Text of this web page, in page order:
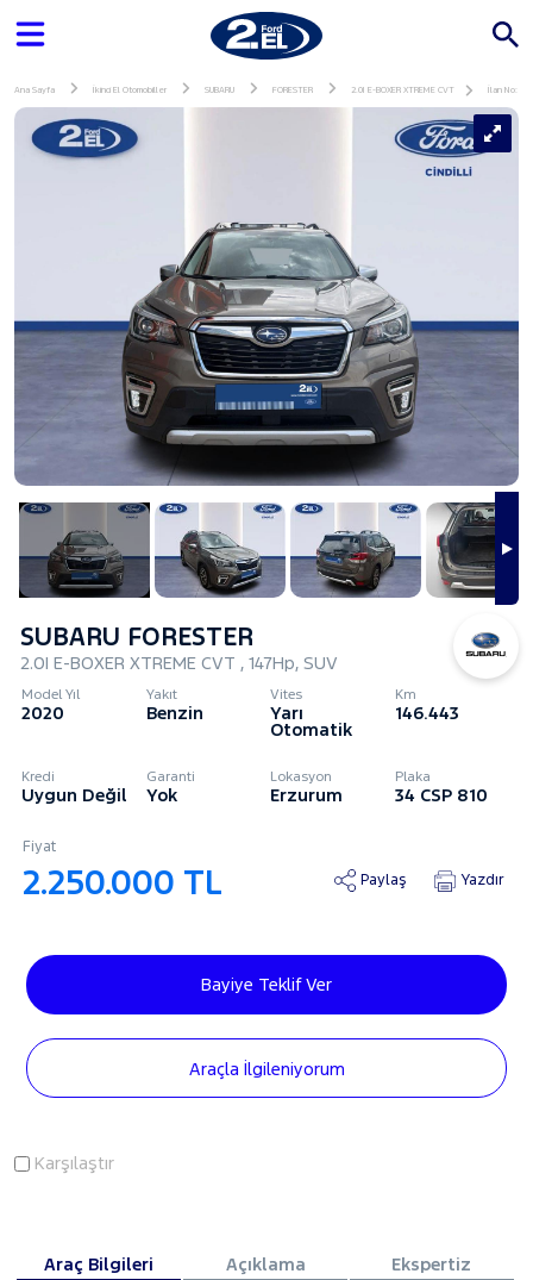
Ana Sayfa İkinci El Otomobiller SUBARU FORESTER 2.0I E-BOXER XTREME CVT İlan No:
SUBARU FORESTER
2.0I E-BOXER XTREME CVT , 147Hp, SUV
Model Yıl
2020
Yakıt
Benzin
Vites
Yarı
Otomatik
Km
146.443
Kredi
Uygun Değil
Garanti
Yok
Lokasyon
Erzurum
Plaka
34 CSP 810
Fiyat
2.250.000 TL Paylaş Yazdır
Bayiye Teklif Ver
Araçla İlgileniyorum
Karşılaştır
Araç Bilgileri Açıklama
Ekspertiz